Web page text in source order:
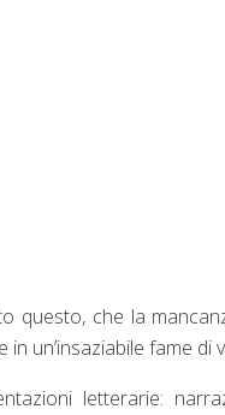
questo, che la
un’insaziabile fame di
letterarie: